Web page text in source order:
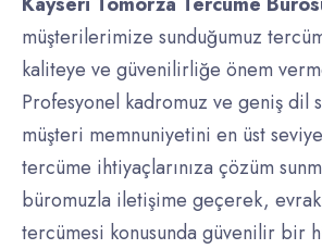
müşterilerimize sunduğumuz
kaliteye ve güvenilirliğe önem
Profesyonel kadromuz ve geniş dil
müşteri memnuniyetini en üst
tercüme ihtiyaçlarınıza çözüm
büromuzla iletişime geçerek,
tercümesi konusunda güvenilir bir